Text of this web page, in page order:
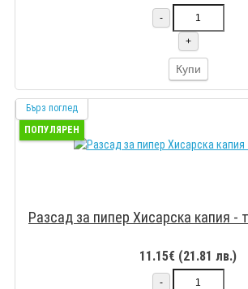
-
+
Купи
Бърз поглед
ПОПУЛЯРЕН
Разсад за пипер Хисарска капия -
11.15€ (21.81 лв.)
-